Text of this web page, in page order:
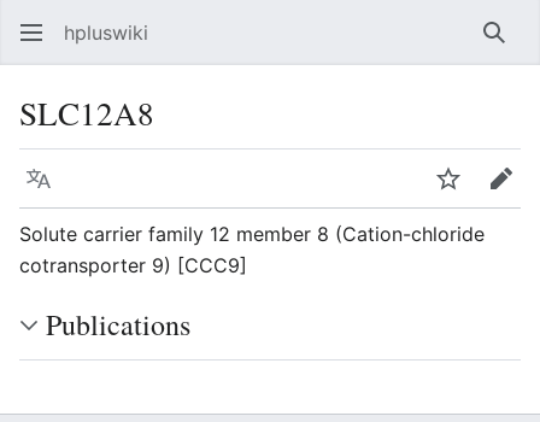
hpluswiki
SLC12A8
Язык Следить
Solute carrier family 12 member 8 (Cation-chloride
cotransporter 9) [CCC9]
Publications